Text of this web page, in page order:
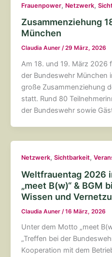
Frauenpower, Netzwerk,
Zusammenziehung
München
Claudia Auner/29 März, 2026
Am 18. und 19. März 2026
der Bundeswehr München
große Zusammenziehung
statt. Rund 80
der Bundeswehr sowie
Netzwerk,Sichtbarkeit,
Weltfrauentag 2026
„meet B(w)“ & BGM
Wissen und
Claudia Auner /16 März, 2026
Unter dem Motto „meet
„Treffen bei der
Kooperation mit dem